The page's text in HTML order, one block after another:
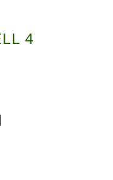
4